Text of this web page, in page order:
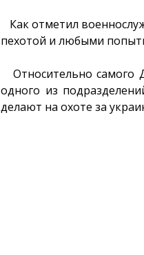
Как отметил
пехотой и любыми
Относительно самого
одного из
делают на охоте за